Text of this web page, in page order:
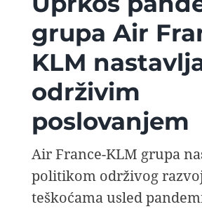
AVIOPEDIA
SPECIJAL
FOTO PRIČA
TEMA
AGENT
grupa Air
KLM
održivim
poslovanjem
Air France-KLM grupa
politikom održivog
teškoćama usled